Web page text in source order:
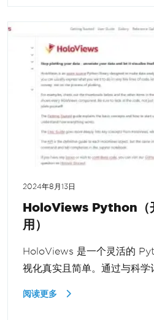
2024年8月13日
HoloViews Python（
用）
HoloViews 是一个灵活的
视化真实且简单。通过与科学
阅读更多